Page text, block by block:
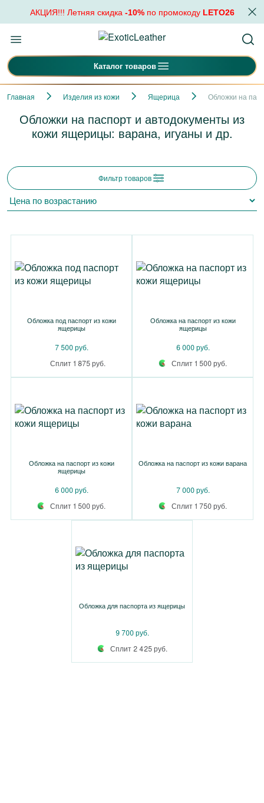
АКЦИЯ!!! Летняя скидка -10%по промокоду LETO26
Каталог товаров
Главная Изделия из кожи Ящерица Обложки на
Обложки на паспорт и автодокументы из
кожи ящерицы: варана, игуаны и др.
Фильтр товаров
Обложка под паспорт из кожи
ящерицы
7 500 руб.
Сплит 1 875 руб.
Обложка на паспорт из кожи
ящерицы
6 000 руб.
Сплит 1 500 руб.
Обложка на паспорт из кожи
ящерицы
6 000 руб.
Сплит 1 500 руб.
Обложка на паспорт из кожи варана
7 000 руб.
Сплит 1 750 руб.
Обложка для паспорта из ящерицы
9 700 руб.
Сплит 2 425 руб.